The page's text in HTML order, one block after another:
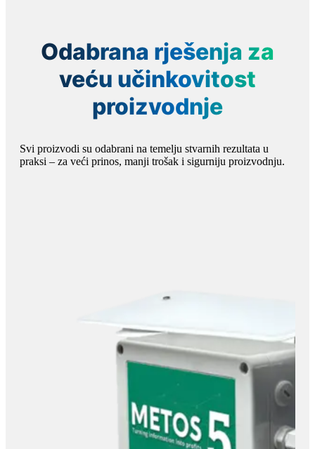
Odabrana rješenja za
veću učinkovitost
proizvodnje
Svi proizvodi su odabrani na temelju stvarnih rezultata u
praksi – za veći prinos, manji trošak i sigurniju proizvodnju.